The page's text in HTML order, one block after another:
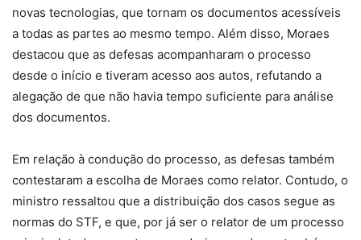
novas tecnologias, que tornam os documentos acessíveis
a todas as partes ao mesmo tempo. Além disso, Moraes
destacou que as defesas acompanharam o processo
desde o início e tiveram acesso aos autos, refutando a
alegação de que não havia tempo suficiente para análise
dos documentos.
Em relação à condução do processo, as defesas também
contestaram a escolha de Moraes como relator. Contudo, o
ministro ressaltou que a distribuição dos casos segue as
normas do STF, e que, por já ser o relator de um processo